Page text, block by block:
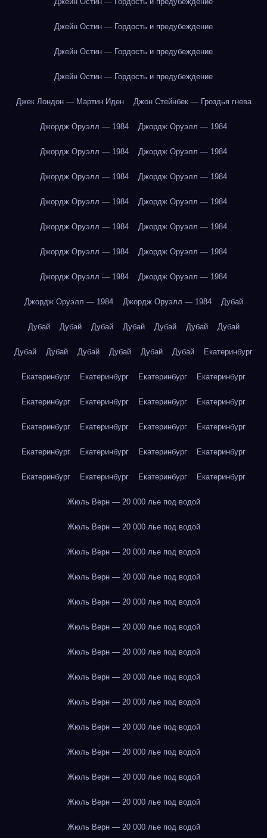
Джейн Остин — Гордость и предубеждение
Джейн Остин — Гордость и предубеждение
Джейн Остин — Гордость и предубеждение
Джек Лондон — Мартин Иден Джон Стейнбек — Гроздья гнева
Джордж Оруэлл — 1984 Джордж Оруэлл — 1984
Джордж Оруэлл — 1984 Джордж Оруэлл — 1984
Джордж Оруэлл — 1984 Джордж Оруэлл — 1984
Джордж Оруэлл — 1984 Джордж Оруэлл — 1984
Джордж Оруэлл — 1984 Джордж Оруэлл — 1984
Джордж Оруэлл — 1984 Джордж Оруэлл — 1984
Джордж Оруэлл — 1984 Джордж Оруэлл — 1984
Джордж Оруэлл — 1984 Джордж Оруэлл — 1984 Дубай
Дубай Дубай Дубай Дубай Дубай Дубай Дубай
Дубай Дубай Дубай Дубай Дубай Дубай Екатеринбург
Екатеринбург Екатеринбург Екатеринбург Екатеринбург
Екатеринбург Екатеринбург Екатеринбург Екатеринбург
Екатеринбург Екатеринбург Екатеринбург Екатеринбург
Екатеринбург Екатеринбург Екатеринбург Екатеринбург
Екатеринбург Екатеринбург Екатеринбург Екатеринбург
Жюль Верн — 20 000 лье под водой
Жюль Верн — 20 000 лье под водой
Жюль Верн — 20 000 лье под водой
Жюль Верн — 20 000 лье под водой
Жюль Верн — 20 000 лье под водой
Жюль Верн — 20 000 лье под водой
Жюль Верн — 20 000 лье под водой
Жюль Верн — 20 000 лье под водой
Жюль Верн — 20 000 лье под водой
Жюль Верн — 20 000 лье под водой
Жюль Верн — 20 000 лье под водой
Жюль Верн — 20 000 лье под водой
Жюль Верн — 20 000 лье под водой
Жюль Верн — 20 000 лье под водой